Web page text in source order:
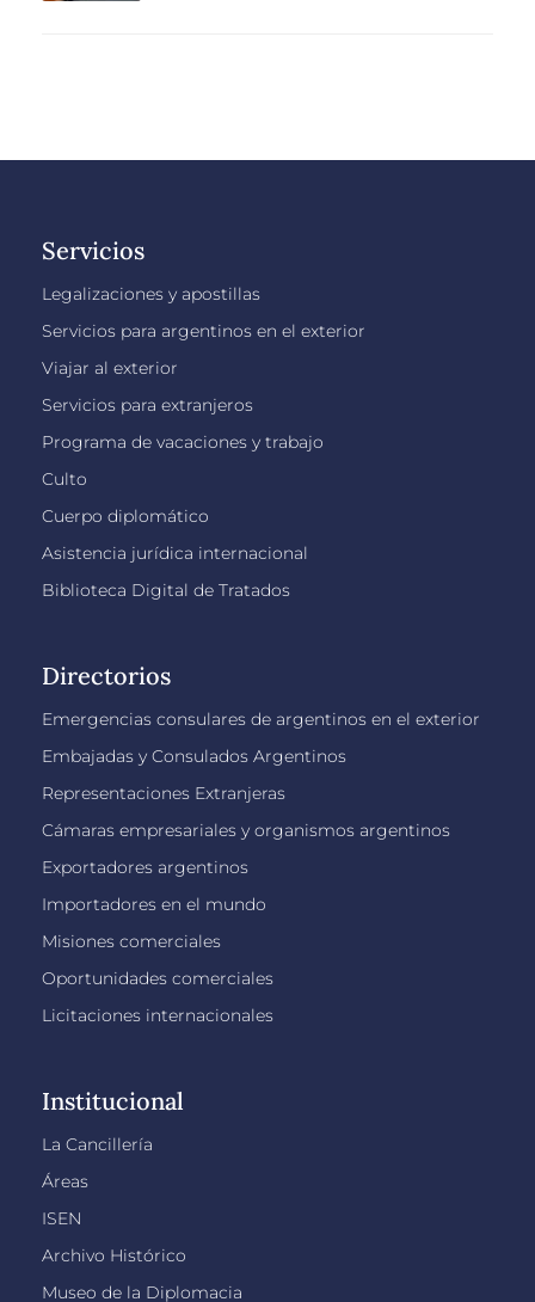
Servicios
Legalizaciones y apostillas
Servicios para argentinos en el exterior
Viajar al exterior
Servicios para extranjeros
Programa de vacaciones y trabajo
Culto
Cuerpo diplomático
Asistencia jurídica internacional
Biblioteca Digital de Tratados
Directorios
Emergencias consulares de argentinos en el exterior
Embajadas y Consulados Argentinos
Representaciones Extranjeras
Cámaras empresariales y organismos argentinos
Exportadores argentinos
Importadores en el mundo
Misiones comerciales
Oportunidades comerciales
Licitaciones internacionales
Institucional
La Cancillería
Áreas
ISEN
Archivo Histórico
Museo de la Diplomacia